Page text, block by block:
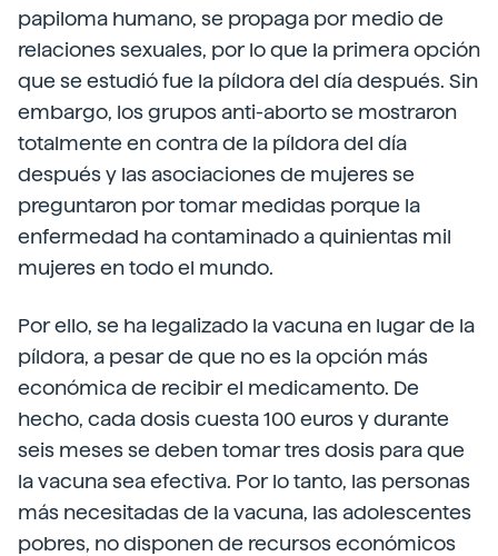
papiloma humano, se propaga por medio de
relaciones sexuales, por lo que la primera opción
que se estudió fue la píldora del día después. Sin
embargo, los grupos anti-aborto se mostraron
totalmente en contra de la píldora del día
después y las asociaciones de mujeres se
preguntaron por tomar medidas porque la
enfermedad ha contaminado a quinientas mil
mujeres en todo el mundo.
Por ello, se ha legalizado la vacuna en lugar de la
píldora, a pesar de que no es la opción más
económica de recibir el medicamento. De
hecho, cada dosis cuesta 100 euros y durante
seis meses se deben tomar tres dosis para que
la vacuna sea efectiva. Por lo tanto, las personas
más necesitadas de la vacuna, las adolescentes
pobres, no disponen de recursos económicos